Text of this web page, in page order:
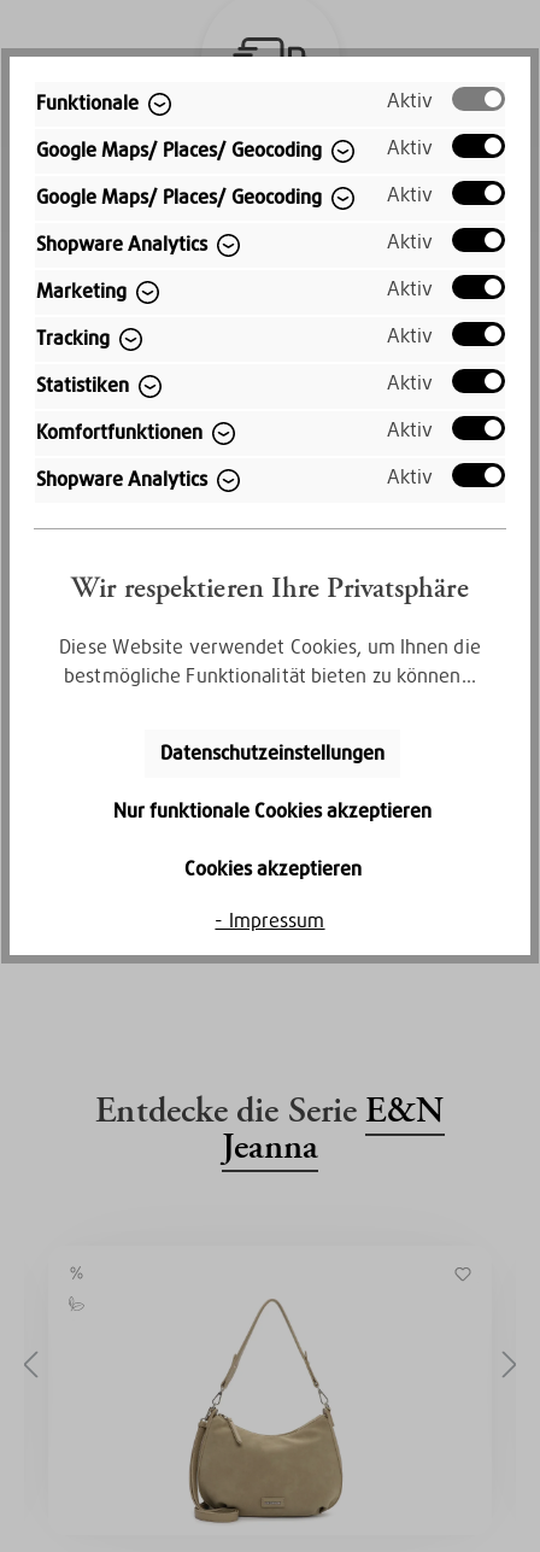
Deutschlands
Kauf auf Rechnung
Bequem per Rechnungskauf bezahlen
Tagen
Entdecke die SerieE&N
Jeanna
Funktionale
Aktiv
Google Maps/ Places/ Geocoding
Aktiv
Google Maps/ Places/ Geocoding
Aktiv
Shopware Analytics
Aktiv
Marketing
Aktiv
Tracking
Aktiv
Statistiken
Aktiv
Komfortfunktionen
Aktiv
Shopware Analytics
Aktiv
Wir respektieren Ihre Privatsphäre
Diese Website verwendet Cookies, um Ihnen die
bestmögliche Funktionalität bieten zu können...
Datenschutzeinstellungen
Nur funktionale Cookies akzeptieren
Cookies akzeptieren
- Impressum